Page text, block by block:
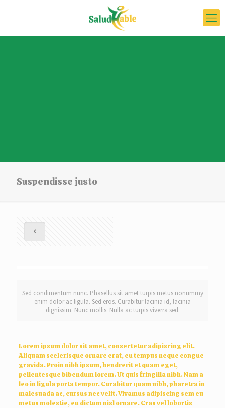
Suspendisse justo
Sed condimentum nunc. Phasellus sit amet turpis metus nonummy
enim dolor ac ligula. Sed eros. Curabitur lacinia id, lacinia
dignissim. Nunc mollis. Nulla ac turpis viverra sed.
Lorem ipsum dolor sit amet, consectetur adipiscing elit.
Aliquam scelerisque ornare erat, eu tempus neque congue
gravida. Proin nibh ipsum, hendrerit et quam eget,
pellentesque bibendum lorem. Ut quis fringilla nibh. Nam a
leo in ligula porta tempor. Curabitur quam nibh, pharetra in
malesuada ac, cursus nec velit. Vivamus adipiscing sem eu
metus molestie, eu dictum nisl ornare. Cras vel lobortis